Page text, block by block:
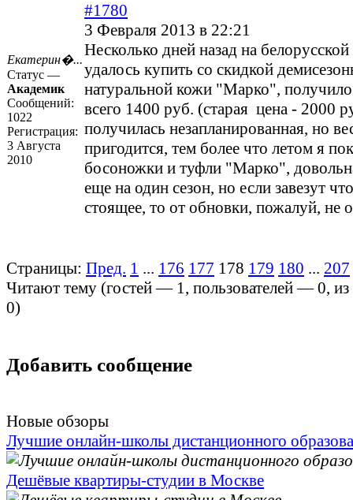
Екатерин�...
Статус —
Академик
Сообщений:
1022
Регистрация:
3 Августа
2010
#1780
3 Февраля 2013 в 22:21
Несколько дней назад на
удалось купить со скидкой
натуральной кожи "Марко",
всего 1400 руб. (старая цена - 2000
получилась незапланированная, но
пригодится, тем более что летом я
босоножки и туфли "Марко",
еще на один сезон, но если завезут
стоящее, то от обновки, пожалуй, не
Страницы: Пред. 1 ... 176 177 178 179 180 ... 207
Читают тему (гостей — 1, пользователей —0,
0)
Добавить сообщение
Новые обзоры
Лучшие онлайн-школы дистанционного
Дешёвые квартиры-студии в Москве